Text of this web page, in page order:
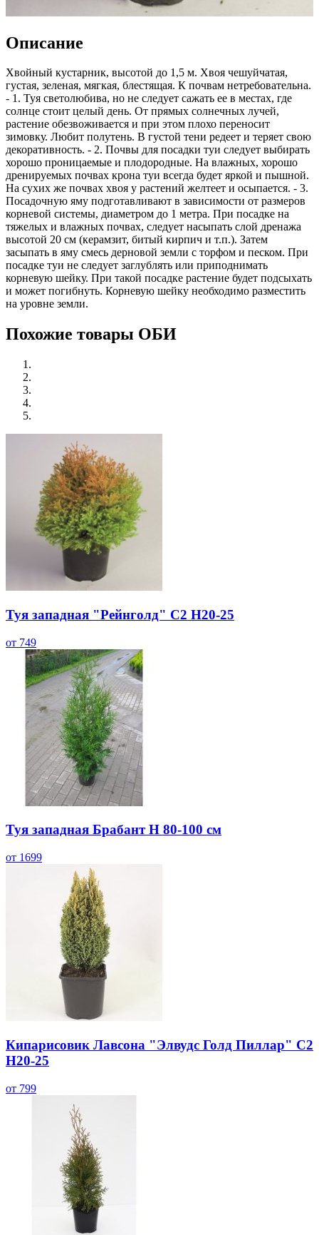
Описание
Хвойный кустарник, высотой до 1,5 м. Хвоя чешуйчатая,
густая, зеленая, мягкая, блестящая. К почвам нетребовательна.
- 1. Туя светолюбива, но не следует сажать ее в местах, где
солнце стоит целый день. От прямых солнечных лучей,
растение обезвоживается и при этом плохо переносит
зимовку. Любит полутень. В густой тени редеет и теряет свою
декоративность. - 2. Почвы для посадки туи следует выбирать
хорошо проницаемые и плодородные. На влажных, хорошо
дренируемых почвах крона туи всегда будет яркой и пышной.
На сухих же почвах хвоя у растений желтеет и осыпается. - 3.
Посадочную яму подготавливают в зависимости от размеров
корневой системы, диаметром до 1 метра. При посадке на
тяжелых и влажных почвах, следует насыпать слой дренажа
высотой 20 см (керамзит, битый кирпич и т.п.). Затем
засыпать в яму смесь дерновой земли с торфом и песком. При
посадке туи не следует заглублять или приподнимать
корневую шейку. При такой посадке растение будет подсыхать
и может погибнуть. Корневую шейку необходимо разместить
на уровне земли.
Похожие товары ОБИ
Туя западная "Рейнголд" С2 H20-25
от 749
Туя западная Брабант Н 80-100 см
от 1699
Кипарисовик Лавсона "Элвудс Голд Пиллар" С2
H20-25
от 799